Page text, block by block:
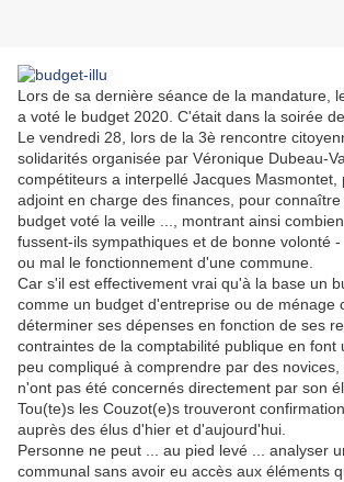
Lors de sa dernière séance de la mandature,
a voté le budget 2020. C'était dans la soirée
Le vendredi 28, lors de la 3è rencontre
solidarités organisée par Véronique Dubeau-
compétiteurs a interpellé Jacques Masmontet,
adjoint en charge des finances, pour
budget voté la veille ..., montrant ainsi
fussent-ils sympathiques et de bonne volonté
ou mal le fonctionnement d'une commune.
Car s'il est effectivement vrai qu'à la base un
comme un budget d'entreprise ou de ménage
déterminer ses dépenses en fonction de ses
contraintes de la comptabilité publique en font
peu compliqué à comprendre par des
n'ont pas été concernés directement par son
Tou(te)s les Couzot(e)s trouveront
auprès des élus d'hier et d'aujourd'hui.
Personne ne peut ... au pied levé ... analyser
communal sans avoir eu accès aux éléments